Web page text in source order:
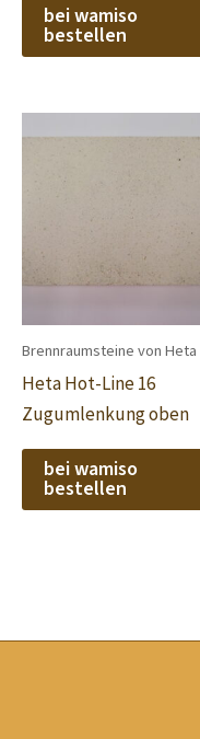
bei wamiso
bestellen
Brennraumsteine von Heta
Heta Hot-Line 16
Zugumlenkung oben
bei wamiso
bestellen